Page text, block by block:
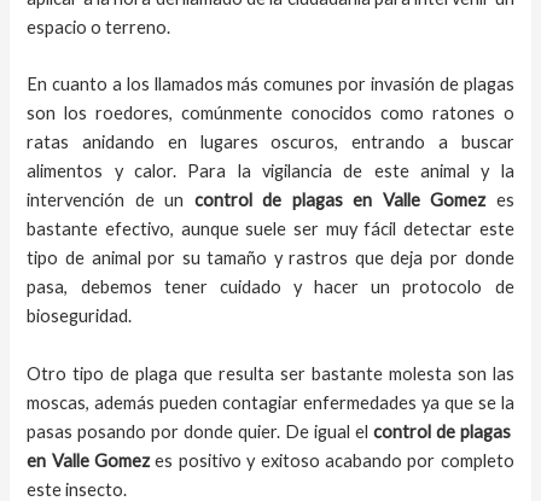
espacio o terreno.
En cuanto a los llamados más comunes por invasión de plagas
son los roedores, comúnmente conocidos como ratones o
ratas anidando en lugares oscuros, entrando a buscar
alimentos y calor. Para la vigilancia de este animal y la
intervención de un control de plagasen Valle Gomez es
bastante efectivo, aunque suele ser muy fácil detectar este
tipo de animal por su tamaño y rastros que deja por donde
pasa, debemos tener cuidado y hacer un protocolo de
bioseguridad.
Otro tipo de plaga que resulta ser bastante molesta son las
moscas, además pueden contagiar enfermedades ya que se la
pasas posando por donde quier. De igual el control de plagas
en Valle Gomezes positivo y exitoso acabando por completo
este insecto.